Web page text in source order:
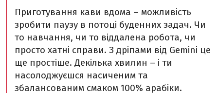
Приготування кави вдома – можливість
зробити паузу в потоці буденних задач. Чи
то навчання, чи то віддалена робота, чи
просто хатні справи. З дріпами від Gemini це
ще простіше. Декілька хвилин – і ти
насолоджуєшся насиченим та
збалансованим смаком 100% арабіки.